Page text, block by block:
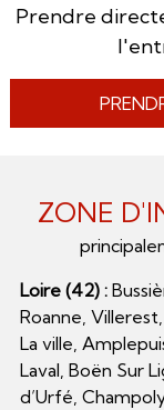
Prendre
ZONE
Loire (42) :
Roanne,
La ville,
Laval, Boën Sur
d’Urfé,